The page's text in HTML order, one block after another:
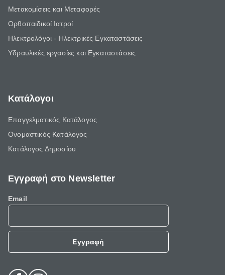
Μετακομίσεις και Μεταφορές
Ορθοπαιδικοί Ιατροί
Ηλεκτρολόγοι - Ηλεκτρικές Εγκαταστάσεις
Υδραυλικές εργασίες και Εγκαταστάσεις
Κατάλογοι
Επαγγελματικός Κατάλογος
Ονομαστικός Κατάλογος
Κατάλογος Δημοσίου
Εγγραφή στο Newsletter
Email
Εγγραφή